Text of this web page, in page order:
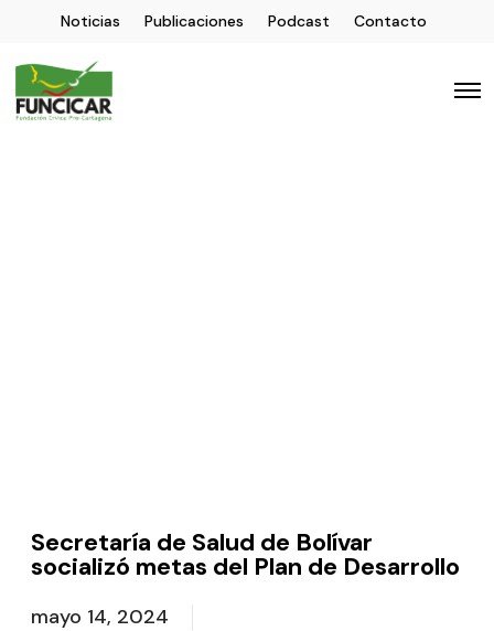
Noticias Publicaciones Podcast Contacto
Secretaría de Salud de Bolívar
socializó metas del Plan de Desarrollo
mayo 14, 2024